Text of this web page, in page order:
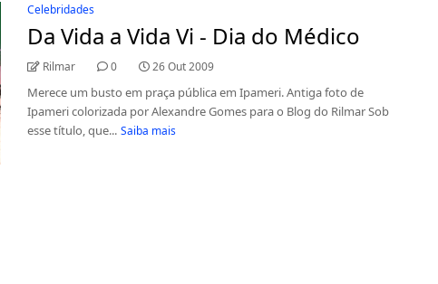
Celebridades
Da Vida a Vida Vi - Dia do Médico
Rilmar 0 26 Out 2009
Merece um busto em praça pública em Ipameri. Antiga foto de
Ipameri colorizada por Alexandre Gomes para o Blog do Rilmar Sob
esse título, que... Saiba mais